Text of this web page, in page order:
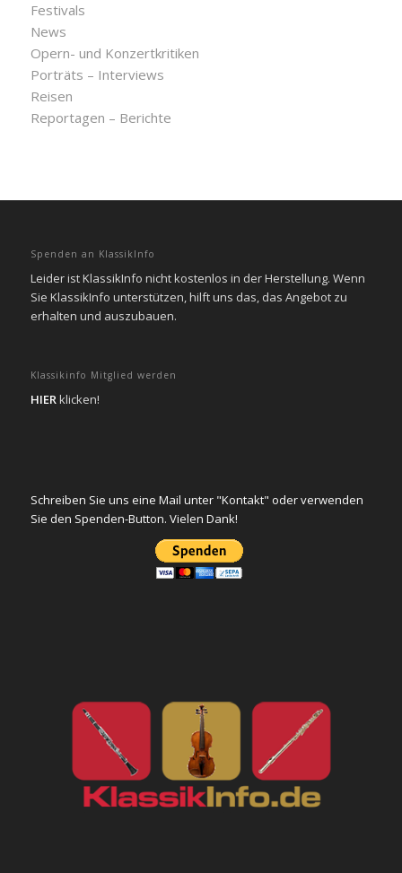
Festivals
News
Opern- und Konzertkritiken
Porträts – Interviews
Reisen
Reportagen – Berichte
Spenden an KlassikInfo
Leider ist KlassikInfo nicht kostenlos in der Herstellung. Wenn
Sie KlassikInfo unterstützen, hilft uns das, das Angebot zu
erhalten und auszubauen.
Klassikinfo Mitglied werden
HIERklicken!
Schreiben Sie uns eine Mail unter "Kontakt" oder verwenden
Sie den Spenden-Button. Vielen Dank!